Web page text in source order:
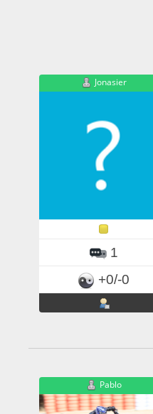
Jonasier
1
+0/-0
Pablo